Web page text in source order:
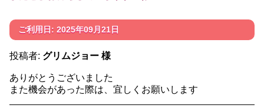
ご利用日: 2025年09月21日
投稿者: グリムジョー 様
ありがとうございました
また機会があった際は、宜しくお願いします